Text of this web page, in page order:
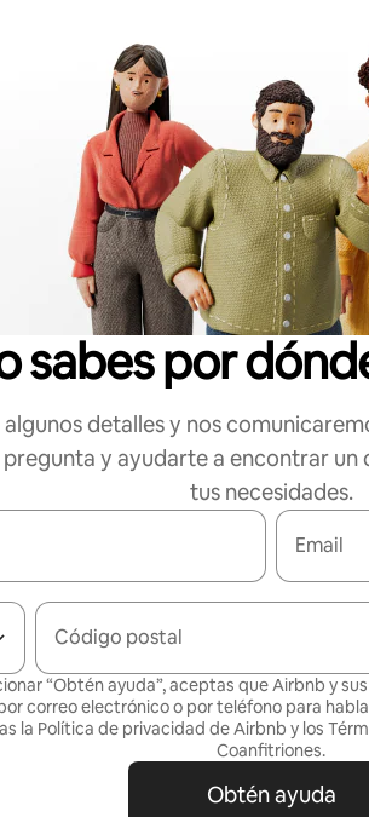
sabes por
detalles y nos
y ayudarte a encontrar un
tus necesidades.
Email
Código postal
“Obtén ayuda”, aceptas que Airbnb y
correo electrónico o por teléfono para
la Política de privacidad de Airbnb y los
Coanfitriones.
Obtén ayuda